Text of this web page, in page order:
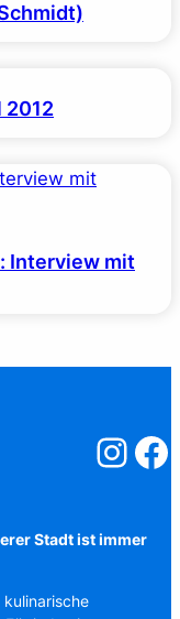
2012
Interview mit
Stadt ist immer
kulinarische